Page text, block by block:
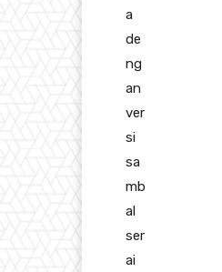
a
de
ng
an
ver
si
sa
mb
al
ser
ai